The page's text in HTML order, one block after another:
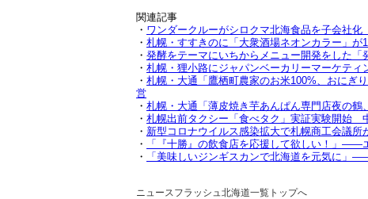
関連記事
・ ワンダークルーがシロクマ北海食品を子会社
・ 札幌・すすきのに「大衆酒場ネオンカラー」
・ 発酵をテーマにいちからメニュー開発をした
・ 札幌・狸小路にジャパンベーカリーマーケテ
・ 札幌・大通「鷹栖町農家のお米100%、おにぎ
営
・ 札幌・大通「薄皮焼き芋あんぱん専門店夜の
・ 札幌出前タクシー「食べタク」実証実験開始
・ 新型コロナウイルス感染拡大で札幌商工会議
・
「『十勝』の飲食店を応援して欲しい！」——
・
「美味しいジンギスカンで北海道を元気に」
ニュースフラッシュ北海道一覧トップへ